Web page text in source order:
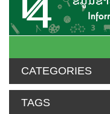
CATEGORIES
TAGS